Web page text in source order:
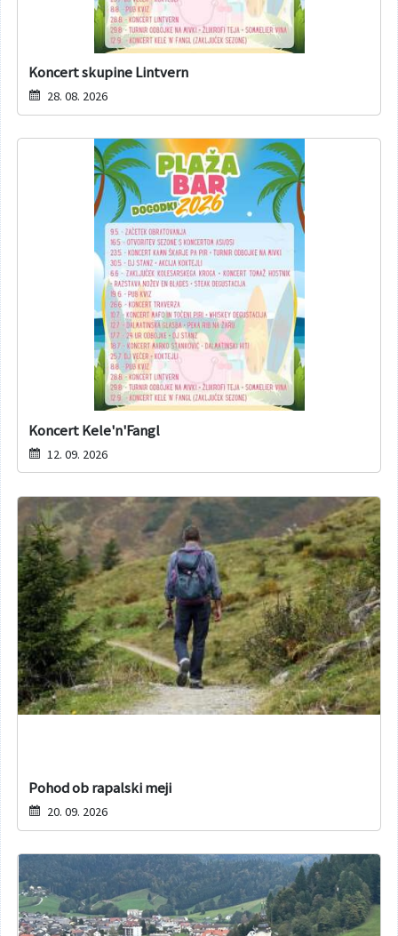
Koncert skupine Lintvern
28. 08. 2026
Koncert Kele'n'Fangl
12. 09. 2026
Pohod ob rapalski meji
20. 09. 2026